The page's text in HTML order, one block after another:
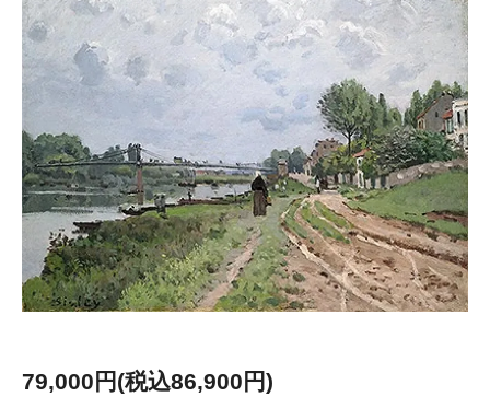
79,000円(税込86,900円)